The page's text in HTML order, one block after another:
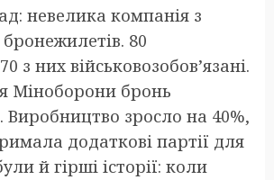
невелика компанія з
80
з них військовозобов’язані.
Міноборони бронь
Виробництво зросло на 40%,
додаткові партії для
й гірші історії: коли